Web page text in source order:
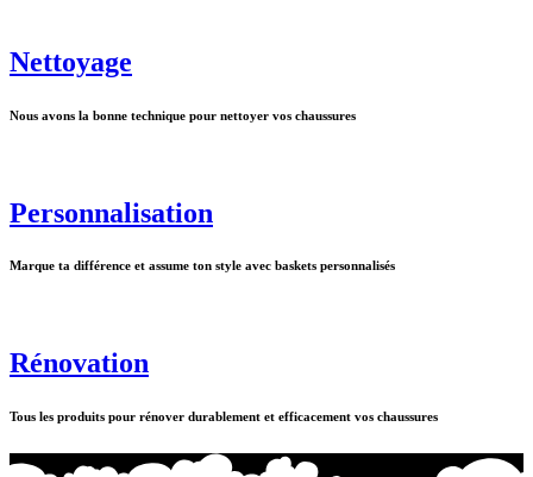
Nettoyage
Nous avons la bonne technique pour nettoyer vos chaussures
Personnalisation
Marque ta différence et assume ton style avec baskets personnalisés
Rénovation
Tous les produits pour rénover durablement et efficacement vos chaussures